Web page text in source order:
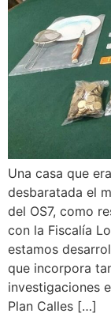
Una casa que
desbaratada el
del OS7, como
con la Fiscalía
estamos
que incorpora
investigaciones
Plan Calles […]